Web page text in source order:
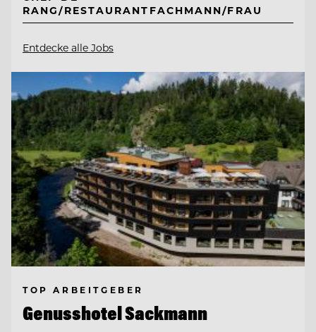
RANG/RESTAURANTFACHMANN/FRAU
Entdecke alle Jobs
TOP ARBEITGEBER
Genusshotel Sackmann